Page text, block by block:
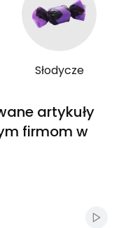
Słodycze
artykuły
firmom w